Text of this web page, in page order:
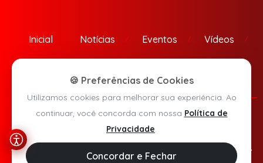
Inicial Notícias Eventos Vídeos
Política de Privacidade
Agora Sudoeste © 2026 - Todos os direitos reservados.
🍪 Preferências de Cookies
Utilizamos cookies para melhorar sua experiência. Ao
continuar, você concorda com nossa Política de
Privacidade.
Concordar e Fechar